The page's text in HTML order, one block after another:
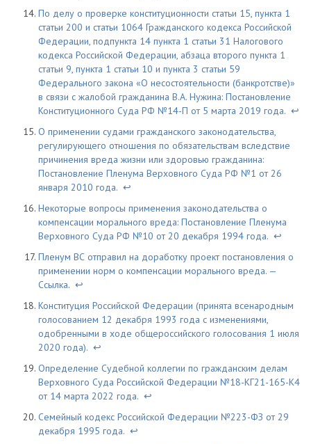
По делу о проверке конституционности статьи 15, пункта 1
статьи 200 и статьи 1064 Гражданского кодекса Российской
Федерации, подпункта 14 пункта 1 статьи 31 Налогового
кодекса Российской Федерации, абзаца второго пункта 1
статьи 9, пункта 1 статьи 10 и пункта 3 статьи 59
Федерального закона «О несостоятельности (банкротстве)»
в связи с жалобой гражданина В.А. Нужина: Постановление
Конституционного Суда РФ №14-П от 5 марта 2019 года. ↩
О применении судами гражданского законодательства,
регулирующего отношения по обязательствам вследствие
причинения вреда жизни или здоровью гражданина:
Постановление Пленума Верховного Суда РФ №1 от 26
января 2010 года. ↩
Некоторые вопросы применения законодательства о
компенсации морального вреда: Постановление Пленума
Верховного Суда РФ №10 от 20 декабря 1994 года. ↩
Пленум ВС отправил на доработку проект постановления о
применении норм о компенсации морального вреда. —
Ссылка. ↩
Конституция Российской Федерации (принята всенародным
голосованием 12 декабря 1993 года с изменениями,
одобренными в ходе общероссийского голосования 1 июля
2020 года). ↩
Определение Судебной коллегии по гражданским делам
Верховного Суда Российской Федерации №18-КГ21-165-К4
от 14 марта 2022 года. ↩
Семейный кодекс Российской Федерации №223-ФЗ от 29
декабря 1995 года. ↩